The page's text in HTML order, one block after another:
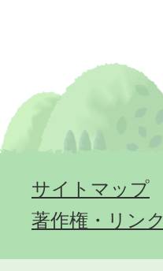
サイトマップ
著作権・リンク